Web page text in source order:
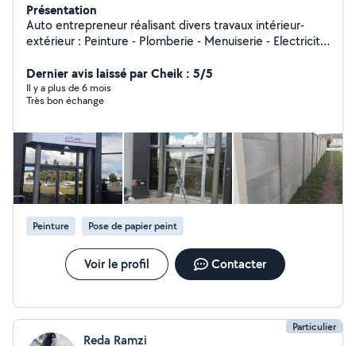
Présentation
Auto entrepreneur réalisant divers travaux intérieur-
extérieur : Peinture - Plomberie - Menuiserie - Electricité
mobilier- Travaux divers de jardinage - remise en
Dernier avis laissé par Cheik : 5/5
Il y a plus de 6 mois
Très bon échange
Peinture Pose de papier peint
Voir le profil Contacter
Particulier
Reda Ramzi